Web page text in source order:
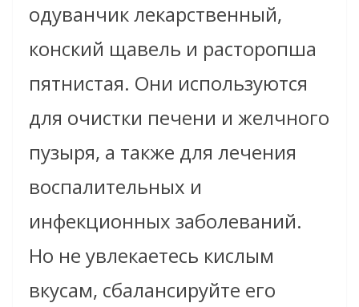
одуванчик лекарственный,
конский щавель и расторопша
пятнистая. Они используются
для очистки печени и желчного
пузыря, а также для лечения
воспалительных и
инфекционных заболеваний.
Но не увлекаетесь кислым
вкусам, сбалансируйте его